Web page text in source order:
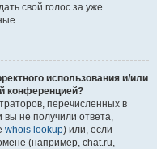
свой голос за уже
использования и/или
конференцией?
перечисленных в
не получили ответа,
whois lookup) или, если
(например, chat.ru,